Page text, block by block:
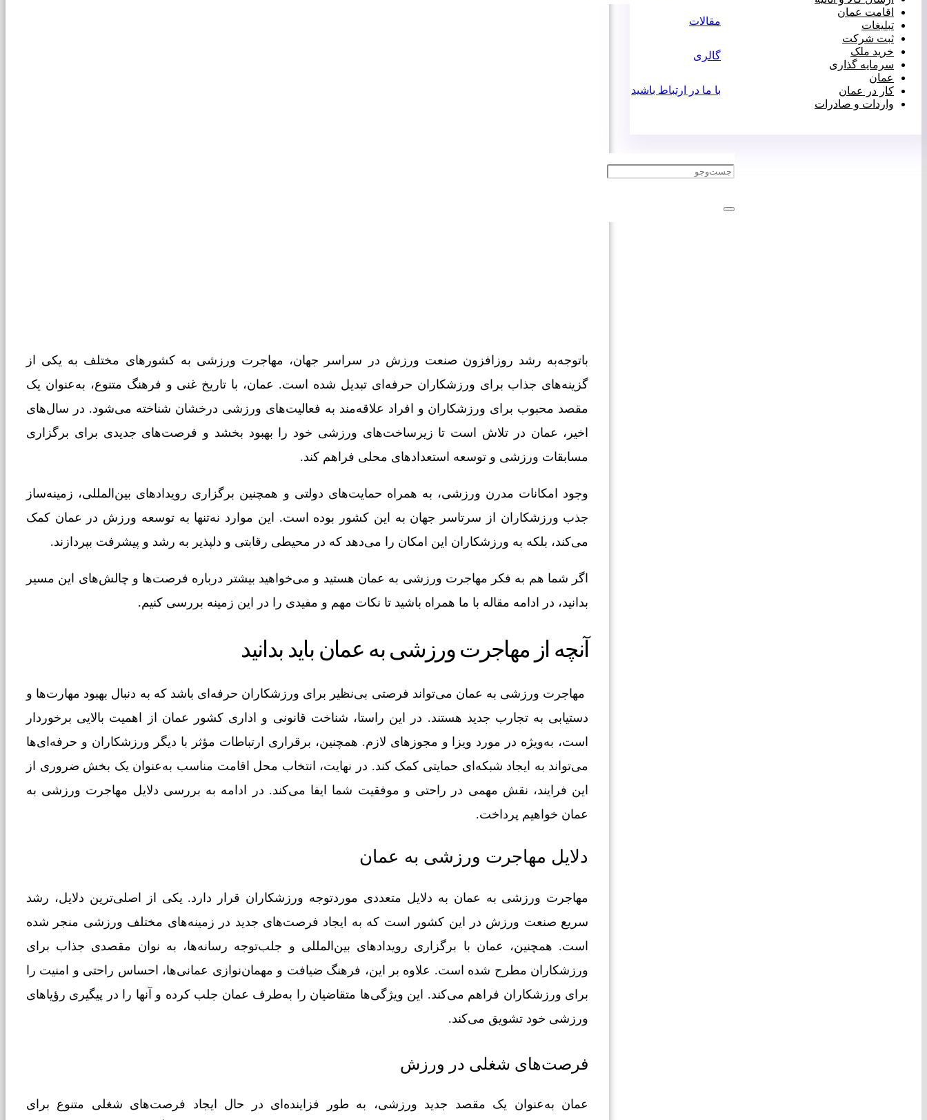
مقالات
گالری
با ما در ارتباط باشید
باتوجه‌به رشد روزافزون صنعت ورزش در سراسر جهان، مهاجرت ورزشی به کشورهای مختلف به یکی از
گزینه‌های جذاب برای ورزشکاران حرفه‌ای تبدیل شده است. عمان، با تاریخ غنی و فرهنگ متنوع، به‌عنوان یک
مقصد محبوب برای ورزشکاران و افراد علاقه‌مند به فعالیت‌های ورزشی درخشان شناخته می‌شود. در سال‌های
اخیر، عمان در تلاش است تا زیرساخت‌های ورزشی خود را بهبود بخشد و فرصت‌های جدیدی برای برگزاری
مسابقات ورزشی و توسعه استعدادهای محلی فراهم کند.
وجود امکانات مدرن ورزشی، به همراه حمایت‌های دولتی و همچنین برگزاری رویدادهای بین‌المللی، زمینه‌ساز
جذب ورزشکاران از سرتاسر جهان به این کشور بوده است. این موارد نه‌تنها به توسعه ورزش در عمان کمک
می‌کند، بلکه به ورزشکاران این امکان را می‌دهد که در محیطی رقابتی و دلپذیر به رشد و پیشرفت بپردازند.
اگر شما هم به فکر مهاجرت ورزشی به عمان هستید و می‌خواهید بیشتر درباره فرصت‌ها و چالش‌های این مسیر
بدانید، در ادامه مقاله با ما همراه باشید تا نکات مهم و مفیدی را در این زمینه بررسی کنیم.
آنچه از مهاجرت ورزشی به عمان باید بدانید
مهاجرت ورزشی به عمان می‌تواند فرصتی بی‌نظیر برای ورزشکاران حرفه‌ای باشد که به دنبال بهبود مهارت‌ها و
دستیابی به تجارب جدید هستند. در این راستا، شناخت قانونی و اداری کشور عمان از اهمیت بالایی برخوردار
است، به‌ویژه در مورد ویزا و مجوزهای لازم. همچنین، برقراری ارتباطات مؤثر با دیگر ورزشکاران و حرفه‌ای‌ها
می‌تواند به ایجاد شبکه‌ای حمایتی کمک کند. در نهایت، انتخاب محل اقامت مناسب به‌عنوان یک بخش ضروری از
این فرایند، نقش مهمی در راحتی و موفقیت شما ایفا می‌کند. در ادامه به بررسی دلایل مهاجرت ورزشی به
عمان خواهیم پرداخت.
دلایل مهاجرت ورزشی به عمان
مهاجرت ورزشی به عمان به دلایل متعددی موردتوجه ورزشکاران قرار دارد. یکی از اصلی‌ترین دلایل، رشد
سریع صنعت ورزش در این کشور است که به ایجاد فرصت‌های جدید در زمینه‌های مختلف ورزشی منجر شده
است. همچنین، عمان با برگزاری رویدادهای بین‌المللی و جلب‌توجه رسانه‌ها، به نوان مقصدی جذاب برای
ورزشکاران مطرح شده است. علاوه بر این، فرهنگ ضیافت و مهمان‌نوازی عمانی‌ها، احساس راحتی و امنیت را
برای ورزشکاران فراهم می‌کند. این ویژگی‌ها متقاضیان را به‌طرف عمان جلب کرده و آنها را در پیگیری رؤیاهای
ورزشی خود تشویق می‌کند.
فرصت‌های شغلی در ورزش
عمان به‌عنوان یک مقصد جدید ورزشی، به طور فزاینده‌ای در حال ایجاد فرصت‌های شغلی متنوع برای
اقامت عمان
تبلیغات
ثبت شرکت
خرید ملک
سرمایه گذاری
عمان
کار در عمان
واردات و صادرات